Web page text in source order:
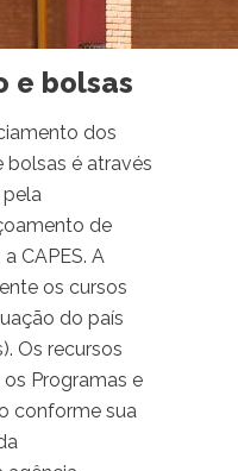
e bolsas
dos
bolsas é através
de
CAPES. A
os cursos
do país
Os recursos
Programas e
conforme sua